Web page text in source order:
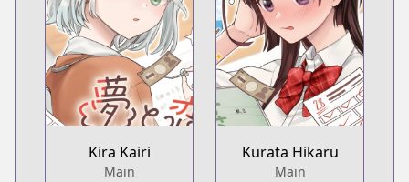
Kira Kairi
Main
Kurata Hikaru
Main